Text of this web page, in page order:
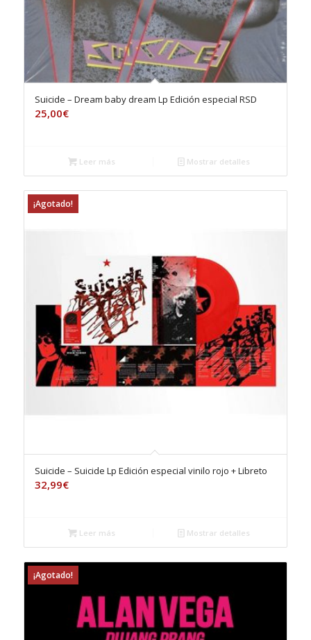
Suicide – Dream baby dream Lp Edición especial RSD
25,00€
Leer más Mostrar detalles
¡Agotado!
Suicide – Suicide Lp Edición especial vinilo rojo + Libreto
32,99€
Leer más Mostrar detalles
¡Agotado!